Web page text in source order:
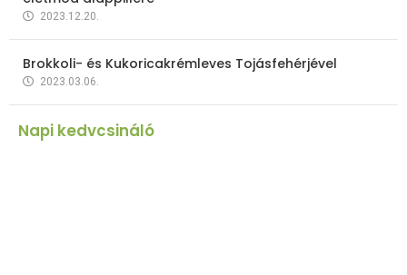
2023.12.20.
Brokkoli- és Kukoricakrémleves Tojásfehérjével
2023.03.06.
Napi kedvcsináló